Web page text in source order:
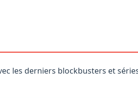
les derniers blockbusters et